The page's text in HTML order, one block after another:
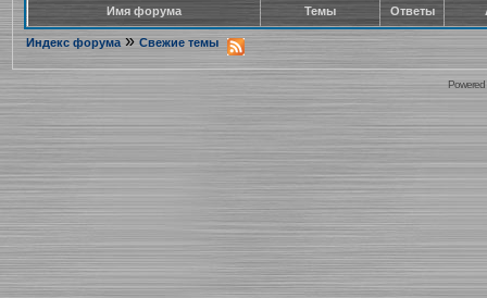
Имя форума Темы Ответы
Индекс форума » Свежие темы